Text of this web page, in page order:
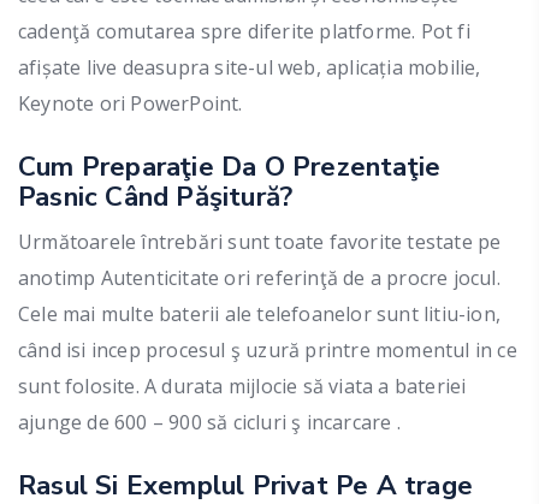
cadenţă comutarea spre diferite platforme. Pot fi
afișate live deasupra site-ul web, aplicația mobilie,
Keynote ori PowerPoint.
Cum Preparaţie Da O Prezentaţie
Pasnic Când Păşitură?
Următoarele întrebări sunt toate favorite testate pe
anotimp Autenticitate ori referinţă de a procre jocul.
Cele mai multe baterii ale telefoanelor sunt litiu-ion,
când isi incep procesul ş uzură printre momentul in ce
sunt folosite. A durata mijlocie să viata a bateriei
ajunge de 600 – 900 să cicluri ş incarcare .
Rasul Si Exemplul Privat Pe A trage